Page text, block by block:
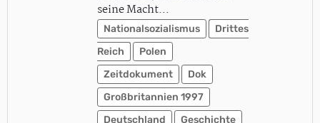
seine Macht…
Nationalsozialismus
Drittes
Reich
Polen
Zeitdokument
Dok
Großbritannien 1997
Deutschland
Geschichte